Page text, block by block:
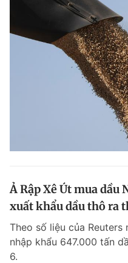
Ả Rập Xê Út mua dầu
xuất khẩu dầu thô ra
Theo số liệu của Reuters
nhập khẩu 647.000 tấn
6.